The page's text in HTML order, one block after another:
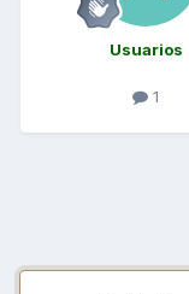
Usuarios
1